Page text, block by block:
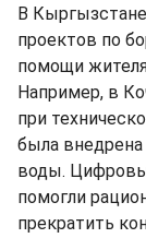
В
проектов по
помощи
Например, в
при
была внедрена
воды.
помогли
прекратить